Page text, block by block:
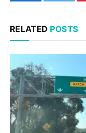
RELATED POSTS